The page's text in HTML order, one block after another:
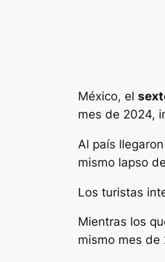
México, el
mes de 2024,
Al país
mismo lapso
Los turistas
Mientras los
mismo mes de